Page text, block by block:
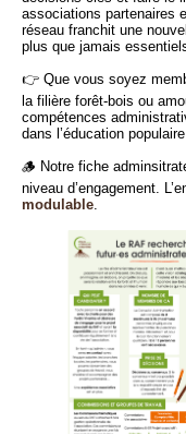
associations partenaires
réseau franchit une
plus que jamais
👉 Que vous soyez
la filière forêt-bois ou
compétences
dans l’éducation
🪵 Notre fiche
niveau d’engagement.
modulable.